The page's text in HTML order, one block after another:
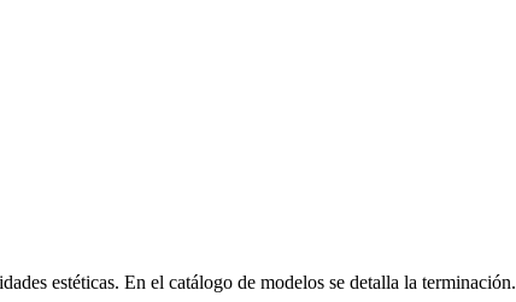
estéticas. En el catálogo de modelos se detalla la terminación.